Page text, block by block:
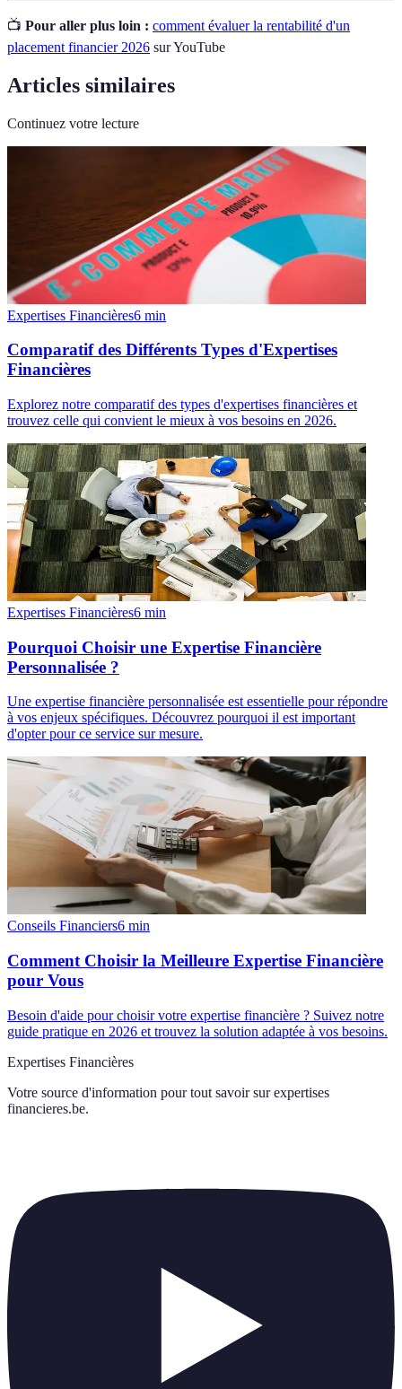
📺 Pour aller plus loin : comment évaluer la rentabilité d'un
placement financier 2026 sur YouTube
Articles similaires
Continuez votre lecture
Expertises Financières6 min
Comparatif des Différents Types d'Expertises
Financières
Explorez notre comparatif des types d'expertises financières et
trouvez celle qui convient le mieux à vos besoins en 2026.
Expertises Financières6 min
Pourquoi Choisir une Expertise Financière
Personnalisée ?
Une expertise financière personnalisée est essentielle pour répondre
à vos enjeux spécifiques. Découvrez pourquoi il est important
d'opter pour ce service sur mesure.
Conseils Financiers6 min
Comment Choisir la Meilleure Expertise Financière
pour Vous
Besoin d'aide pour choisir votre expertise financière ? Suivez notre
guide pratique en 2026 et trouvez la solution adaptée à vos besoins.
Expertises Financières
Votre source d'information pour tout savoir sur expertises
financieres.be.